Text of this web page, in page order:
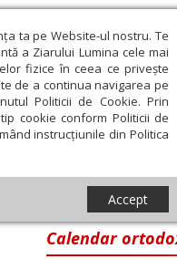
ta pe Website-ul nostru. Te
a Ziarului Lumina cele mai
fizice în ceea ce privește
de a continua navigarea pe
Politicii de Cookie. Prin
cookie conform Politicii de
instrucțiunile din Politica
Accept
Opinii
Calendar